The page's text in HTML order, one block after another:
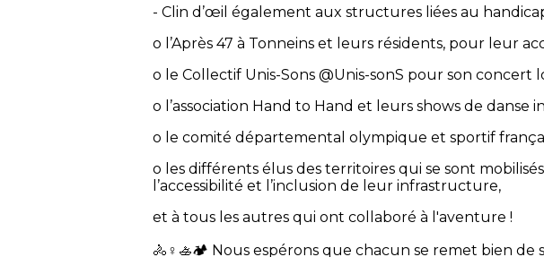
- Clin d’œil également aux structures liées au
o l’Après 47 à Tonneins et leurs résidents, pour leur
o le Collectif Unis-Sons @Unis-sonS pour son concert
o l’association Hand to Hand et leurs shows de
o le comité départemental olympique et sportif
o les différents élus des territoires qui se sont
l’accessibilité et l’inclusion de leur infrastructure,
et à tous les autres qui ont collaboré à l'aventure !
🚴♀️🚣🏕 Nous espérons que chacun se remet bien de